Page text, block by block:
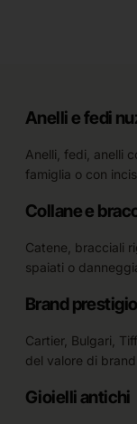
Anelli e fedi
Anelli, fedi, anelli
famiglia o con
Collane e
Catene, bracciali
spaiati o
Brand
Cartier, Bulgari,
del valore di
Gioielli antichi